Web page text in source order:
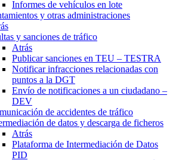
Informes de vehículos en lote
y otras administraciones
y sanciones de tráfico
Atrás
Publicar sanciones en TEU – TESTRA
Notificar infracciones relacionadas con
puntos a la DGT
Envío de notificaciones a un ciudadano –
DEV
de accidentes de tráfico
de datos y descarga de ficheros
Atrás
Plataforma de Intermediación de Datos
PID